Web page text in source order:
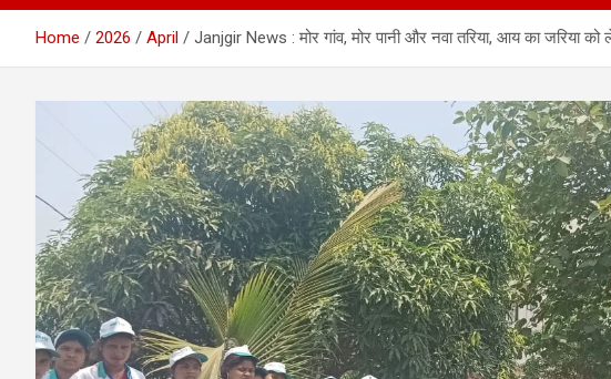
Home 2026 April Janjgir News : मोर गांव, मोर पानी और नवा तरिया, आय का जरिया